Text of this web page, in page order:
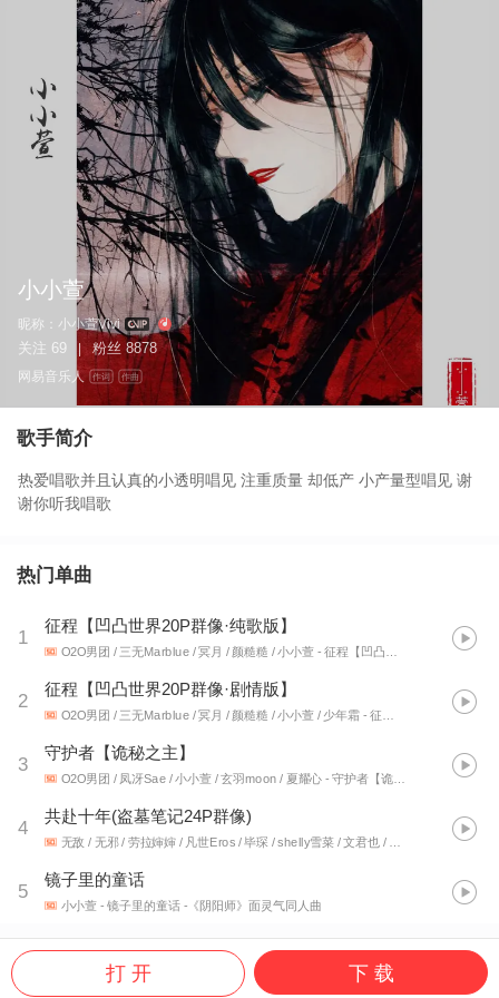
小小萱
昵称： 小小萱Vivi
关注 69 粉丝 8878
网易音乐人 作词 作曲
歌手简介
热爱唱歌并且认真的小透明唱见 注重质量 却低产 小产量型唱见 谢
谢你听我唱歌
热门单曲
1
征程【凹凸世界20P群像·纯歌版】
O2O男团 / 三无Marblue / 冥月 / 颜糙糙 / 小小萱 - 征程【凹凸世界20P同人群像剧情歌】
2
征程【凹凸世界20P群像·剧情版】
O2O男团 / 三无Marblue / 冥月 / 颜糙糙 / 小小萱 / 少年霜 - 征程【凹凸世界20P同人群像剧情歌】
3
守护者【诡秘之主】
O2O男团 / 凤冴Sae / 小小萱 / 玄羽moon / 夏耀心 - 守护者【诡秘之主】
4
共赴十年(盗墓笔记24P群像)
无敌 / 无邪 / 劳拉婶婶 / 凡世Eros / 毕琛 / shelly雪菜 / 文君也 / 羽先生_89 / 琴酒蜀黍 / 墨雨晨 / 灵犀 / 黎旭不算卦 / 唐宋 / 琥珀xisa / 陌秋离 / 光之巨人 / 长渊 / 妖痴 / 沈浪Virgil / 解忧草 / 忘川 / 冰幽 / 小小萱 / 冰辰
5
镜子里的童话
小小萱 - 镜子里的童话 -《阴阳师》面灵气同人曲
打 开 下 载